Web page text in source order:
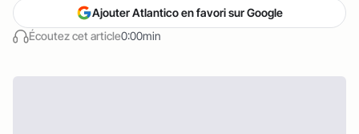
Écoutez cet article0:00min
Ajouter Atlantico en favori sur Google